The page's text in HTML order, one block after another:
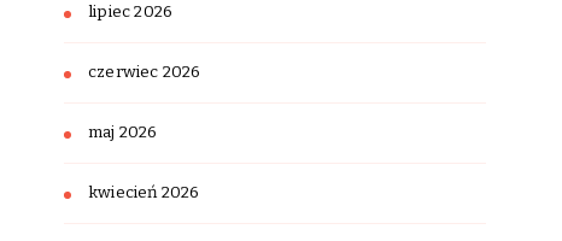
lipiec 2026
czerwiec 2026
maj 2026
kwiecień 2026